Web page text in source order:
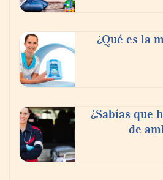
Reforestando con el
Sierra de Guadalupe
La cartera vencida
doble de velocidad que la
¿Qué es la
¿Sabías que
de